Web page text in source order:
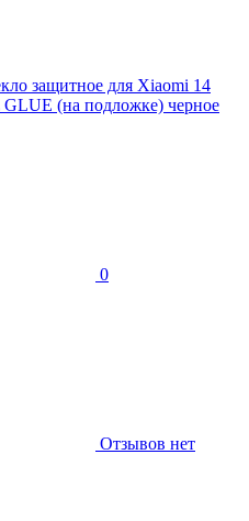
защитное для Xiaomi 14
GLUE (на подложке) черное
0
Отзывов нет